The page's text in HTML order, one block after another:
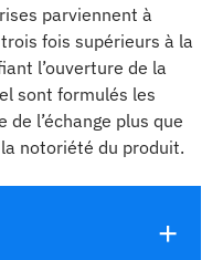
parviennent à
fois supérieurs à la
l’ouverture de la
sont formulés les
l’échange plus que
notoriété du produit.